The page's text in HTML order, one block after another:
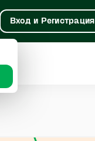
Вход и Регистрация